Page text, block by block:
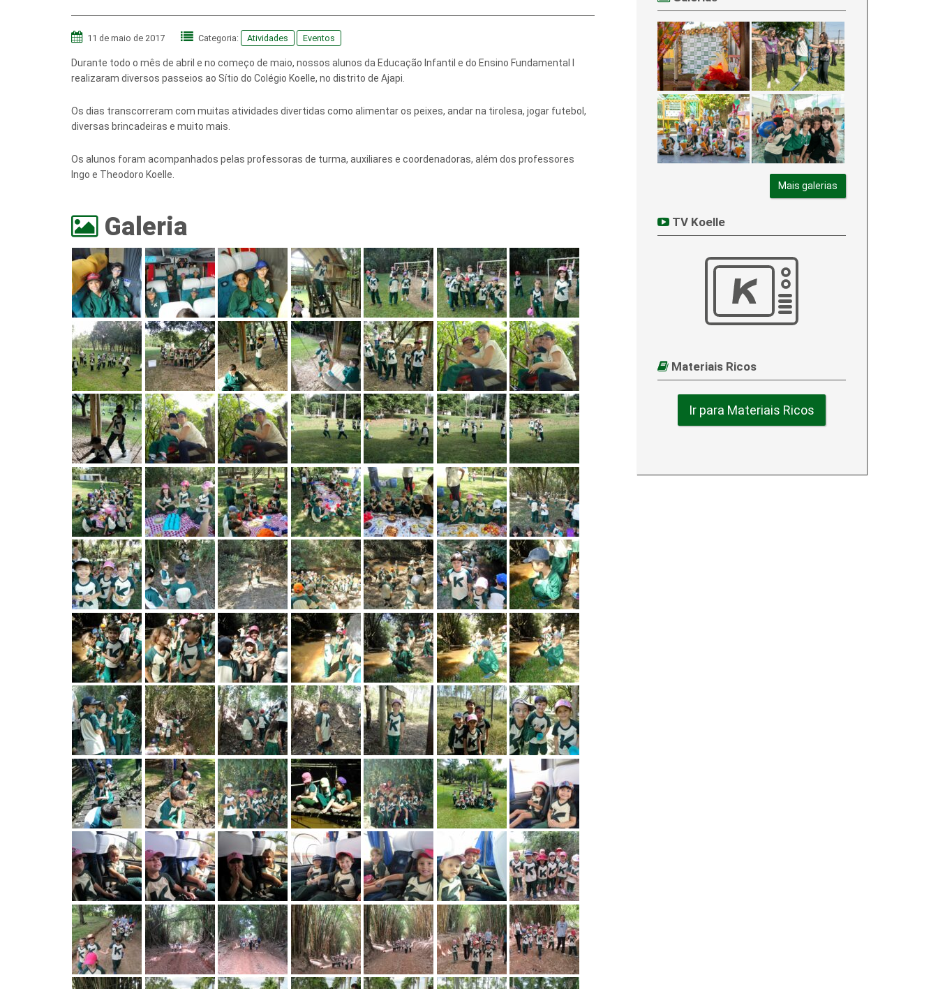
11 de maio de 2017 Categoria: Atividades Eventos
Durante todo o mês de abril e no começo de maio, nossos alunos da Educação Infantil e do Ensino Fundamental I
realizaram diversos passeios ao Sítio do Colégio Koelle, no distrito de Ajapi.
Os dias transcorreram com muitas atividades divertidas como alimentar os peixes, andar na tirolesa, jogar futebol,
diversas brincadeiras e muito mais.
Os alunos foram acompanhados pelas professoras de turma, auxiliares e coordenadoras, além dos professores
Ingo e Theodoro Koelle.
Galeria
Mais galerias
TV Koelle
Materiais Ricos
Ir para Materiais Ricos